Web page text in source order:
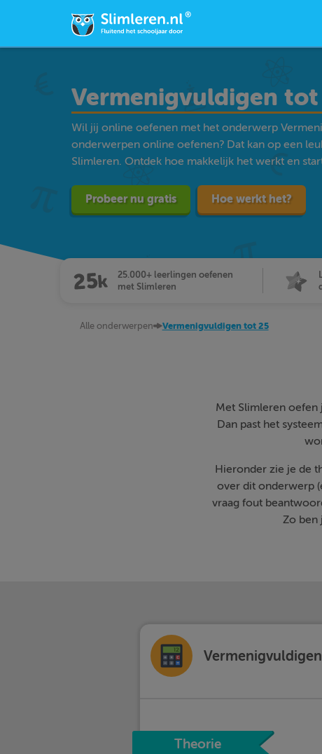
Vermenigvuldigen tot
Wil jij online oefenen met het onderwerp
onderwerpen online oefenen? Dat kan op een
Slimleren. Ontdek hoe makkelijk het werkt en
Probeer nu gratis Hoe werkt het?
25.000+ leerlingen oefenen
met Slimleren
Alle onderwerpen Vermenigvuldigen tot 25
Met Slimleren oefen
Dan past het
Hieronder zie je de
over dit onderwerp
vraag fout
Zo ben
Theorie